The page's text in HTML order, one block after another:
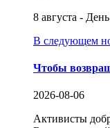
8 августа -
В следующем
Чтобы
2026-08-06
Активисты